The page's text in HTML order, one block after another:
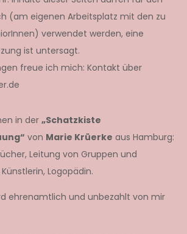
(am eigenen Arbeitsplatz mit den zu
verwendet werden, eine
ist untersagt.
freue ich mich: Kontakt über
in der „Schatzkiste
von Marie Krüerke aus Hamburg:
Leitung von Gruppen und
Logopädin.
ehrenamtlich und unbezahlt von mir